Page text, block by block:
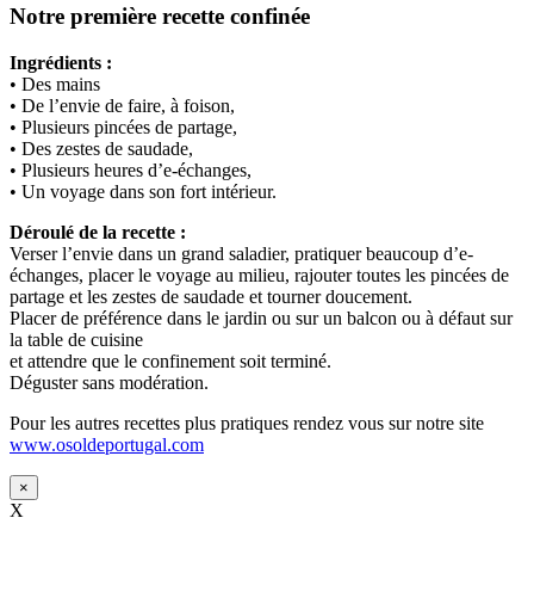
Notre première recette confinée
Ingrédients :
• Des mains
• De l’envie de faire, à foison,
• Plusieurs pincées de partage,
• Des zestes de saudade,
• Plusieurs heures d’e-échanges,
• Un voyage dans son fort intérieur.
Déroulé de la recette :
Verser l’envie dans un grand saladier, pratiquer beaucoup d’e-
échanges, placer le voyage au milieu, rajouter toutes les pincées de
partage et les zestes de saudade et tourner doucement.
Placer de préférence dans le jardin ou sur un balcon ou à défaut sur
la table de cuisine
et attendre que le confinement soit terminé.
Déguster sans modération.
Pour les autres recettes plus pratiques rendez vous sur notre site
www.osoldeportugal.com
×
X